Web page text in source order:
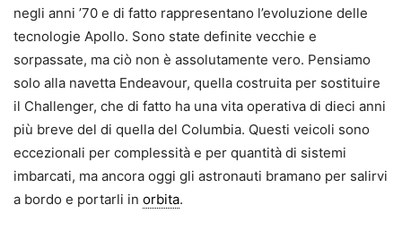
negli anni ’70 e di fatto rappresentano l’evoluzione delle
tecnologie Apollo. Sono state definite vecchie e
sorpassate, ma ciò non è assolutamente vero. Pensiamo
solo alla navetta Endeavour, quella costruita per sostituire
il Challenger, che di fatto ha una vita operativa di dieci anni
più breve del di quella del Columbia. Questi veicoli sono
eccezionali per complessità e per quantità di sistemi
imbarcati, ma ancora oggi gli astronauti bramano per salirvi
a bordo e portarli in orbita.